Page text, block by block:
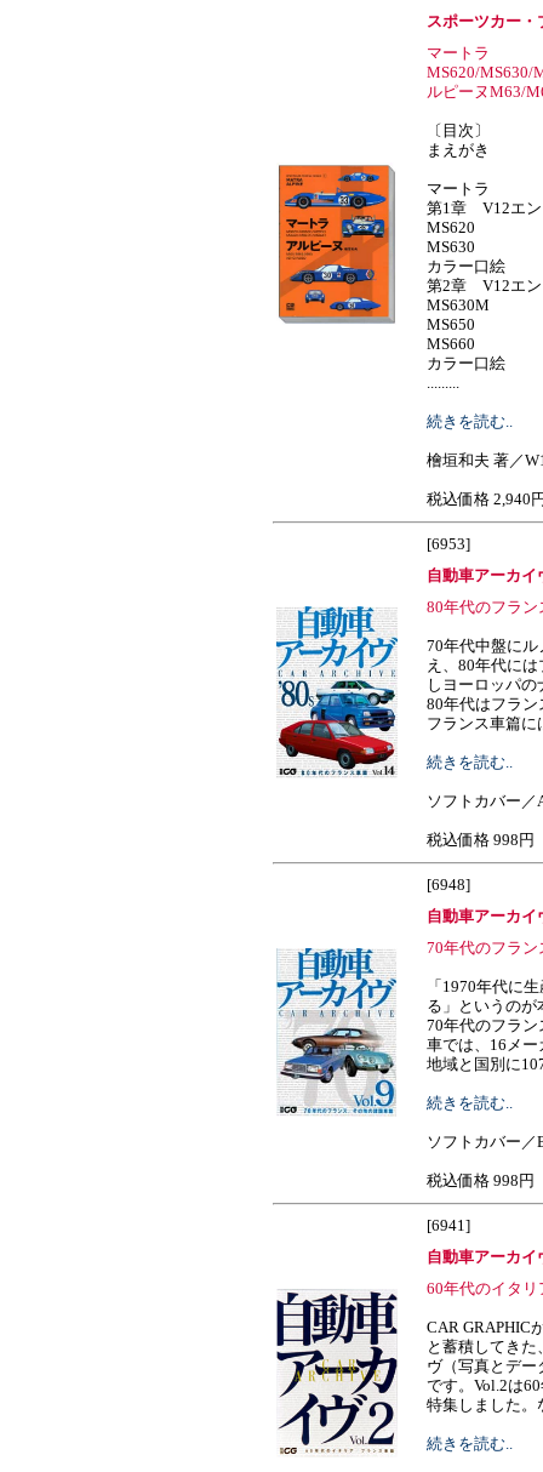
スポーツカー・
マートラ
MS620/MS630/
ルピーヌM63/
〔目次〕
まえがき
マートラ
第1章 V12エ
MS620
MS630
カラー口絵
第2章 V12エン
MS630M
MS650
MS660
カラー口絵
.........
続きを読む..
檜垣和夫 著／
税込価格 2,940
[6953]
自動車アーカイ
80年代のフラン
70年代中盤に
え、80年代に
しヨーロッパ
80年代はフラ
フランス車篇に
続きを読む..
ソフトカバー
税込価格 998円
[6948]
自動車アーカイ
70年代のフラ
「1970年代に
る」というのが
70年代のフラ
車では、16メ
地域と国別に
続きを読む..
ソフトカバー
税込価格 998円
[6941]
自動車アーカイ
60年代のイタ
CAR GRAPHIC
と蓄積してき
ヴ（写真とデー
です。Vol.2は
特集しました。
続きを読む..